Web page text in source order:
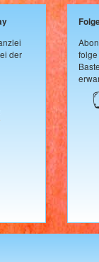
der